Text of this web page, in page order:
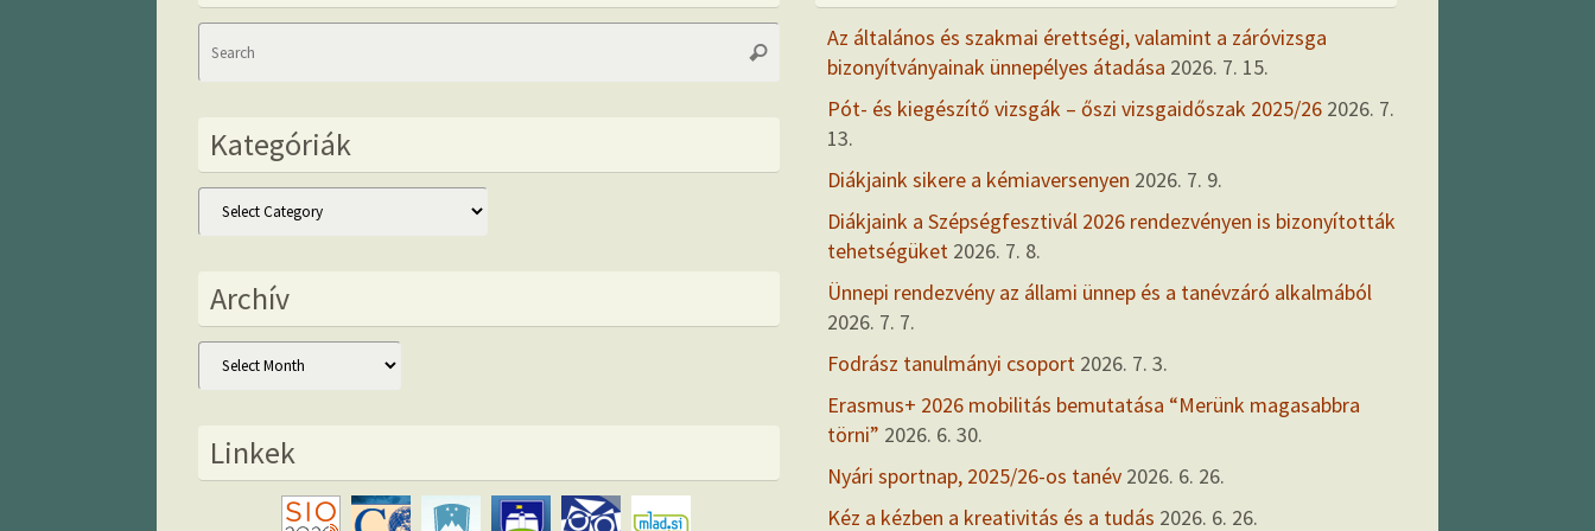
Search
Search
Kategóriák
Kategóriák
Archív
Archív
Linkek
Az általános és szakmai érettségi, valamint a záróvizsga
bizonyítványainak ünnepélyes átadása 2026. 7. 15.
Pót- és kiegészítő vizsgák – őszi vizsgaidőszak 2025/26 2026. 7.
13.
Diákjaink sikere a kémiaversenyen 2026. 7. 9.
Diákjaink a Szépségfesztivál 2026 rendezvényen is bizonyították
tehetségüket 2026. 7. 8.
Ünnepi rendezvény az állami ünnep és a tanévzáró alkalmából
2026. 7. 7.
Fodrász tanulmányi csoport 2026. 7. 3.
Erasmus+ 2026 mobilitás bemutatása “Merünk magasabbra
törni” 2026. 6. 30.
Nyári sportnap, 2025/26-os tanév 2026. 6. 26.
Kéz a kézben a kreativitás és a tudás 2026. 6. 26.